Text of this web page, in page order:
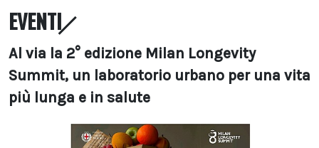
EVENTI
Al via la 2° edizione Milan Longevity
Summit, un laboratorio urbano per una vita
più lunga e in salute